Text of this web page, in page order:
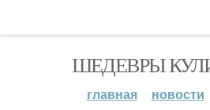
ШЕДЕВРЫ
главная новости